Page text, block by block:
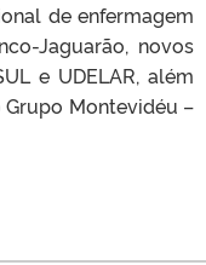
de enfermagem
Jaguarão, novos
e UDELAR, além
Montevidéu –